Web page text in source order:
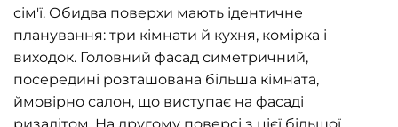
сім'ї. Обидва поверхи мають ідентичне
планування: три кімнати й кухня, комірка і
виходок. Головний фасад симетричний,
посередині розташована більша кімната,
ймовірно салон, що виступає на фасаді